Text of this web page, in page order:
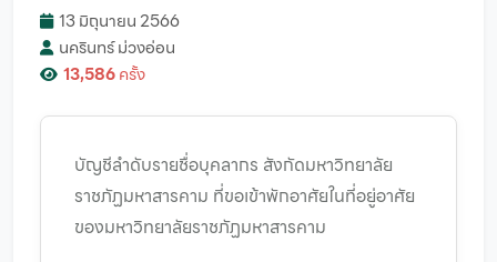
13 มิถุนายน 2566
นครินทร์ ม่วงอ่อน
13,586ครั้ง
บัญชีลำดับรายชื่อบุคลากร สังกัดมหาวิทยาลัย
ราชภัฏมหาสารคาม ที่ขอเข้าพักอาศัยในที่อยู่อาศัย
ของมหาวิทยาลัยราชภัฏมหาสารคาม